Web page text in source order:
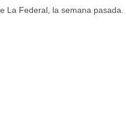
La Federal, la semana pasada.